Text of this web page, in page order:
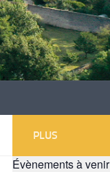
PLUS
Évènements à venir